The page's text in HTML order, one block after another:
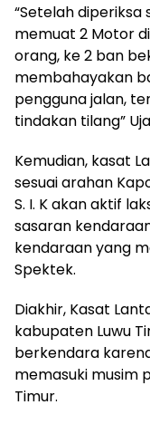
“Setelah diperiksa
memuat 2 Motor
orang, ke 2 ban
membahayakan
pengguna jalan,
tindakan tilang”
Kemudian, kasat
sesuai arahan
S. I. K akan aktif
sasaran
kendaraan yang
Spektek.
Diakhir, Kasat
kabupaten Luwu
berkendara
memasuki musim
Timur.